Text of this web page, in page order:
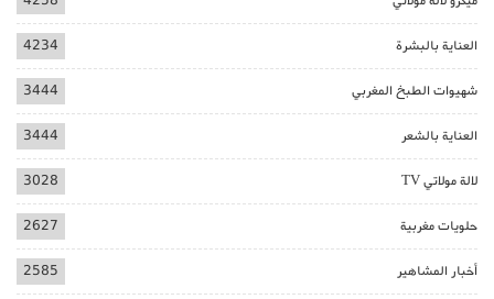
العناية بالبشرة 4234
شهيوات الطبخ المغربي 3444
العناية بالشعر 3444
لالة مولاتي TV 3028
حلويات مغربية 2627
أخبار المشاهير 2585